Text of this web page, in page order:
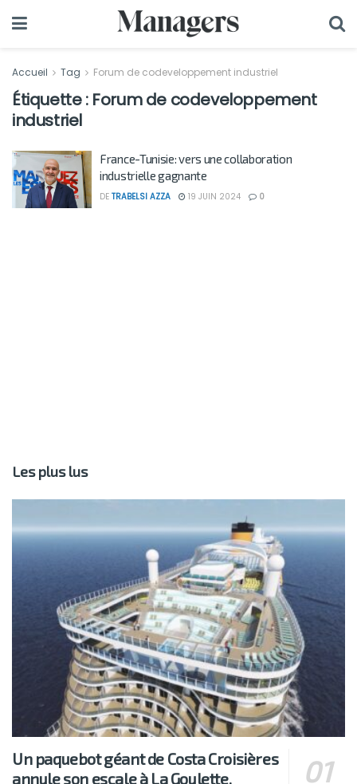
Accueil Tag Forum de codeveloppement industriel
Étiquette : Forum de codeveloppement
industriel
France-Tunisie: vers une collaboration
industrielle gagnante
DE TRABELSI AZZA 19 JUIN 2024 0
Les plus lus
Un paquebot géant de Costa Croisières
annule son escale à La Goulette.